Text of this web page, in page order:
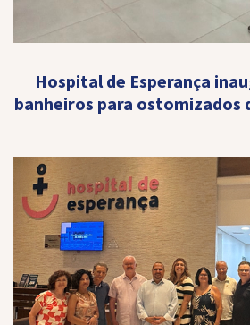
Hospital de Esperança
banheiros para ostomizados